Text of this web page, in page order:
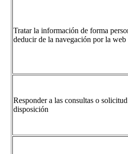
Tratar la información de forma
deducir de la navegación por la web
Responder a las consultas o
disposición